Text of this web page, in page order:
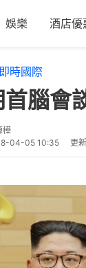
娛樂 酒店優
即時國際
首腦會
樺
04-05 10:35 更新